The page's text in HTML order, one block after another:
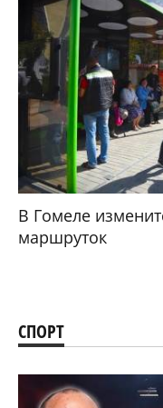
В Гомеле
маршруток
СПОРТ